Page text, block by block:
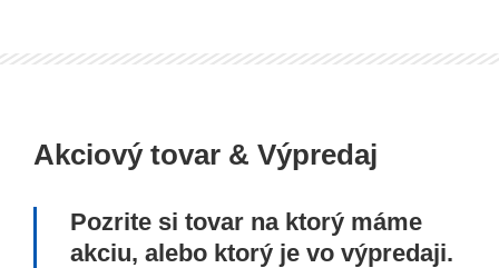
Akciový tovar & Výpredaj
Pozrite si tovar na ktorý máme
akciu, alebo ktorý je vo výpredaji.